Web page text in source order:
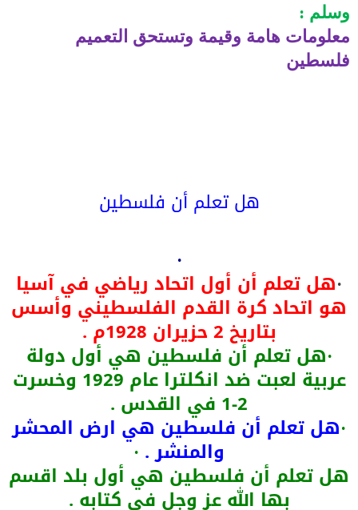
وسلم :
معلومات هامة وقيمة وتستحق التعميم
فلسطين
هل تعلم أن فلسطين
·
·هل تعلم أن أول اتحاد رياضي في آسيا
هو اتحاد كرة القدم الفلسطيني وأسس
بتاريخ 2 حزيران 1928م .
·هل تعلم أن فلسطين هي أول دولة
عربية لعبت ضد انكلترا عام 1929 وخسرت
2-1 في القدس .
·هل تعلم أن فلسطين هي ارض المحشر
والمنشر . ·
هل تعلم أن فلسطين هي أول بلد اقسم
بها الله عز وجل في كتابه .